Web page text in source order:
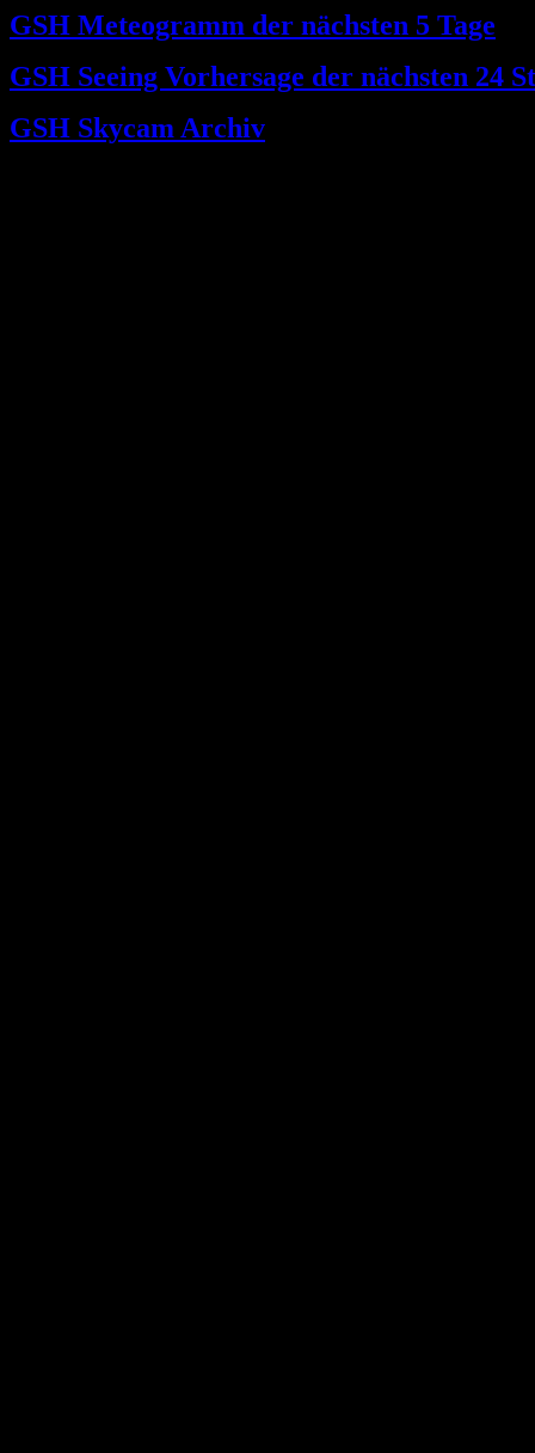
GSH Meteogramm der nächsten 5 Tage
GSH Seeing Vorhersage der nächsten 24
GSH Skycam Archiv